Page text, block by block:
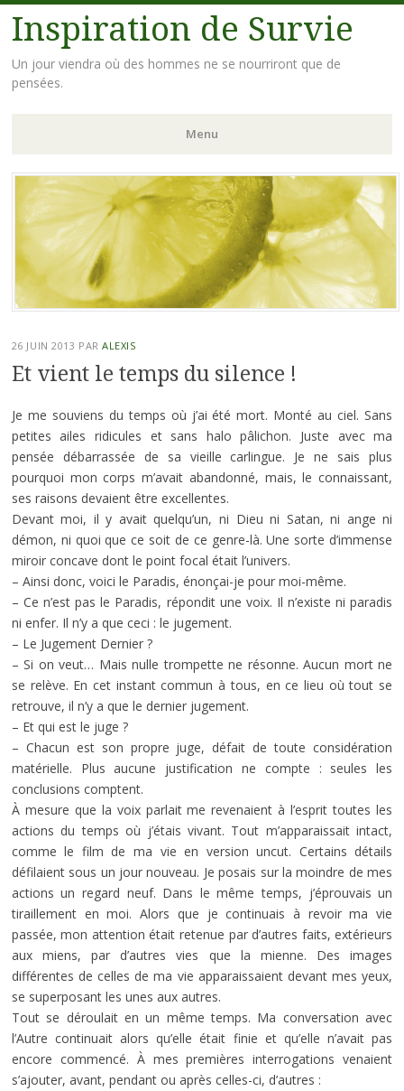
Inspiration de Survie
Un jour viendra où des hommes ne se nourriront que de
pensées.
Menu
Aller
au
contenu
principal
26 JUIN 2013 PARALEXIS
Et vient le temps du silence !
Je me souviens du temps où j’ai été mort. Monté au ciel. Sans
petites ailes ridicules et sans halo pâlichon. Juste avec ma
pensée débarrassée de sa vieille carlingue. Je ne sais plus
pourquoi mon corps m’avait abandonné, mais, le connaissant,
ses raisons devaient être excellentes.
Devant moi, il y avait quelqu’un, ni Dieu ni Satan, ni ange ni
démon, ni quoi que ce soit de ce genre-là. Une sorte d’immense
miroir concave dont le point focal était l’univers.
– Ainsi donc, voici le Paradis, énonçai-je pour moi-même.
– Ce n’est pas le Paradis, répondit une voix. Il n’existe ni paradis
ni enfer. Il n’y a que ceci : le jugement.
– Le Jugement Dernier ?
– Si on veut… Mais nulle trompette ne résonne. Aucun mort ne
se relève. En cet instant commun à tous, en ce lieu où tout se
retrouve, il n’y a que le dernier jugement.
– Et qui est le juge ?
– Chacun est son propre juge, défait de toute considération
matérielle. Plus aucune justification ne compte : seules les
conclusions comptent.
À mesure que la voix parlait me revenaient à l’esprit toutes les
actions du temps où j’étais vivant. Tout m’apparaissait intact,
comme le film de ma vie en version uncut. Certains détails
défilaient sous un jour nouveau. Je posais sur la moindre de mes
actions un regard neuf. Dans le même temps, j’éprouvais un
tiraillement en moi. Alors que je continuais à revoir ma vie
passée, mon attention était retenue par d’autres faits, extérieurs
aux miens, par d’autres vies que la mienne. Des images
différentes de celles de ma vie apparaissaient devant mes yeux,
se superposant les unes aux autres.
Tout se déroulait en un même temps. Ma conversation avec
l’Autre continuait alors qu’elle était finie et qu’elle n’avait pas
encore commencé. À mes premières interrogations venaient
s’ajouter, avant, pendant ou après celles-ci, d’autres :